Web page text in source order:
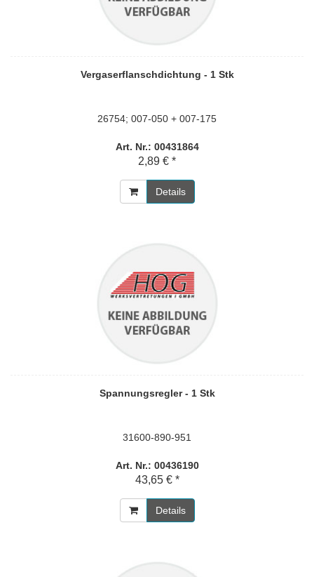
Vergaserflanschdichtung - 1 Stk
26754; 007-050 + 007-175
Art. Nr.: 00431864
2,89 € *
Details
Spannungsregler - 1 Stk
31600-890-951
Art. Nr.: 00436190
43,65 € *
Details